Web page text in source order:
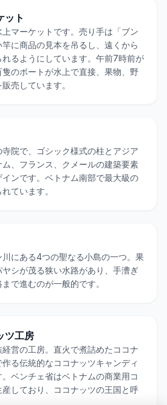
ット
上マーケットです。売り手は「ブン
に商品の見本を吊るし、遠くから
るようにしています。午前7時前が
のボートが水上で直接、果物、野
売しています。
寺院で、ゴシック様式の柱とアジア
、フランス、クメールの建築要素
ンです。ベトナム南部で最大級の
ています。
川にある4つの聖なる小島の一つ。果
シが茂る狭い水路があり、手漕ぎ
で進むのが一般的です。
ツ工房
営の工房。直火で煮詰めたココナ
る伝統的なココナッツキャンディ
ベンチェ省はベトナムの商業用コ
しており、ココナッツの王国と呼